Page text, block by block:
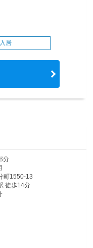
居
分
町1550-13
徒歩14分